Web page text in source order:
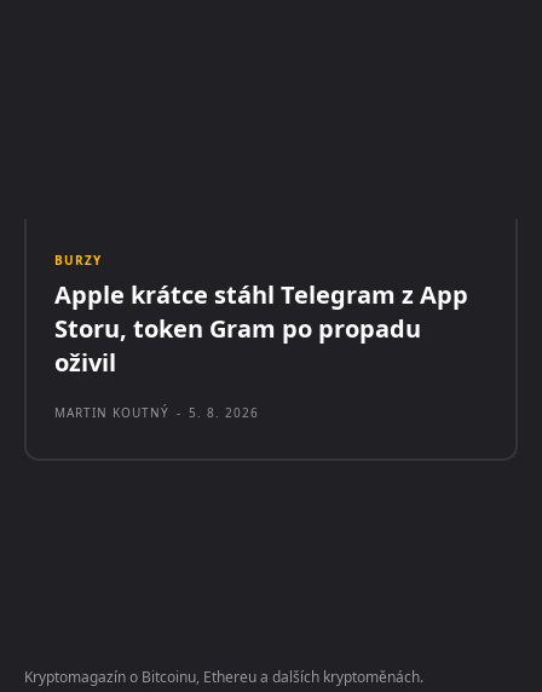
BURZY
Apple krátce stáhl Telegram z App
Storu, token Gram po propadu
oživil
MARTIN KOUTNÝ - 5. 8. 2026
Kryptomagazín o Bitcoinu, Ethereu a dalších kryptoměnách.